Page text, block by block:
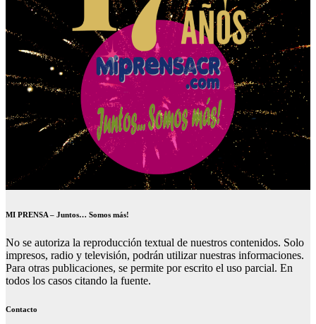
MI PRENSA – Juntos… Somos más!
No se autoriza la reproducción textual de nuestros contenidos. Solo
impresos, radio y televisión, podrán utilizar nuestras informaciones.
Para otras publicaciones, se permite por escrito el uso parcial. En
todos los casos citando la fuente.
Contacto